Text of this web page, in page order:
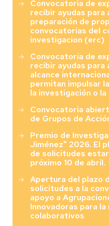
Convocatoria de
recibir ayudas para
preparación de
convocatorias del
investigacion (erc)
Convocatoria de
recibir ayudas para
alcance
permitan impulsar
la investigación o
Convocatoria
de Grupos de
Premio de
Jiménez" 2026. El
de solicitudes
próximo 10 de abril.
Apertura del plazo
solicitudes a la
apoyo a
Innovadoras para
colaborativos